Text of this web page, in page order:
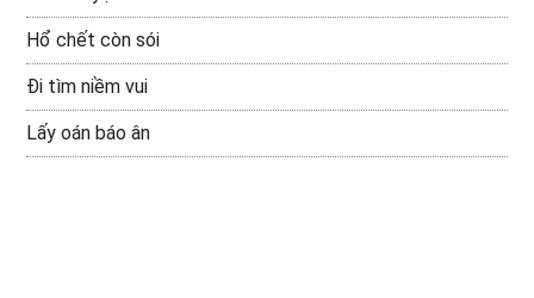
Hổ chết còn sói
Đi tìm niềm vui
Lấy oán báo ân